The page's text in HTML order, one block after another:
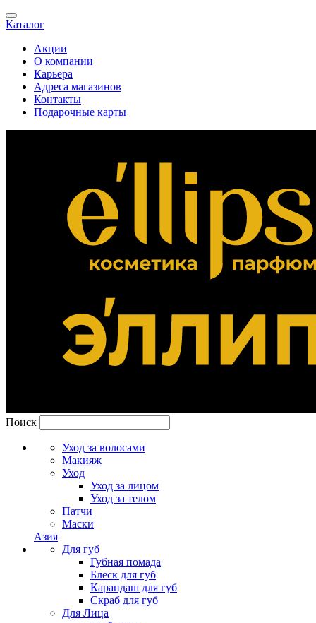
Каталог
Акции
О компании
Карьера
Адреса магазинов
Контакты
Подарочные карты
Поиск
Уход за волосами
Макияж
Уход
Уход за лицом
Уход за телом
Патчи
Маски
Азия
Для губ
Губная помада
Блеск для губ
Карандаш для губ
Скраб для губ
Для Лица